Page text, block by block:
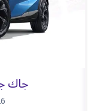
جاك جي